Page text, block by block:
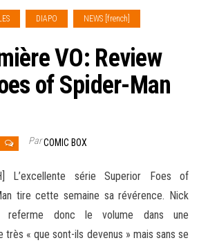
DIAPO NEWS [french]
VO: Review
of Spider-Man
ParCOMIC BOX
L’excellente série Superior Foes of
tire cette semaine sa révérence. Nick
referme donc le volume dans une
très « que sont-ils devenus » mais sans se